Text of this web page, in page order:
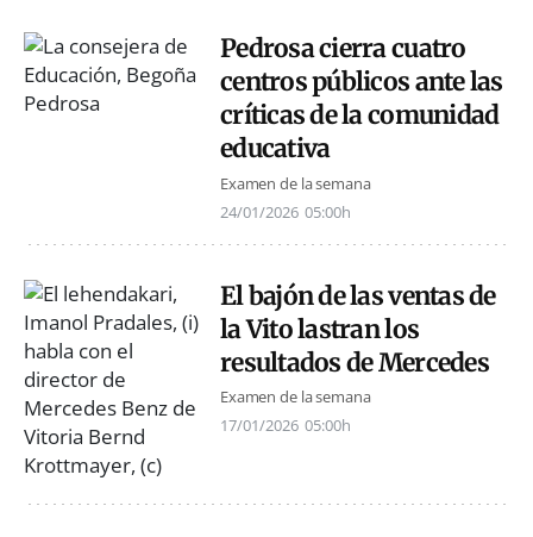
Pedrosa cierra cuatro
centros públicos ante las
críticas de la comunidad
educativa
Examen de la semana
24/01/2026 05:00h
El bajón de las ventas de
la Vito lastran los
resultados de Mercedes
Examen de la semana
17/01/2026 05:00h